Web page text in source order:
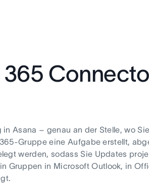
Asana – genau an der Stelle, wo
Gruppe eine Aufgabe erstellt,
werden, sodass Sie Updates
Gruppen in Microsoft Outlook, in